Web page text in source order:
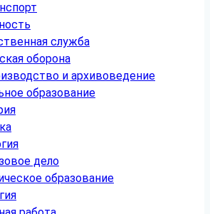
служба
оборона
и архивоведение
образование
дело
образование